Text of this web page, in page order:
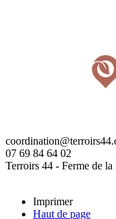
07 69 84 64 02
Terroirs 44 - Ferme de
Imprimer
Haut de page